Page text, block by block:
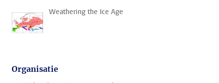
Weathering the Ice Age
Organisatie